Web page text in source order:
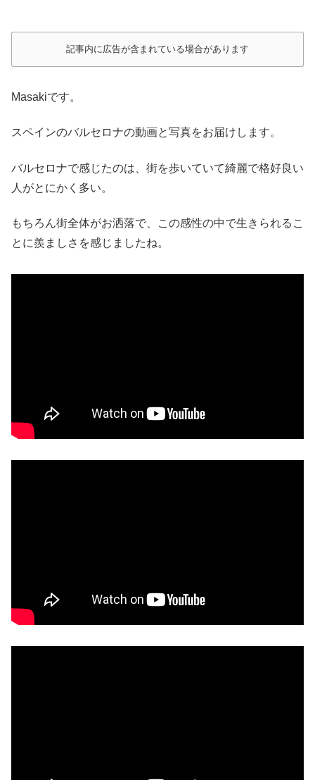
記事内に広告が含まれている場合があります
Masakiです。
スペインのバルセロナの動画と写真をお届けします。
バルセロナで感じたのは、街を歩いていて綺麗で格好良い
人がとにかく多い。
もちろん街全体がお洒落で、この感性の中で生きられるこ
とに羨ましさを感じましたね。